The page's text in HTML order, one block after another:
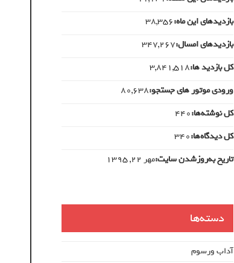
بازدیدهای این ماه:38,356
بازدیدهای امسال:347,267
کل بازدید ها:3,841,518
ورودی‌ موتور های جستجو:80,638
کل نوشته‌ها:440
کل دیدگاه‌ها:340
تاریخ به‌روزشدن سایت:مهر ۲۲, ۱۳۹۵
دسته‌ها
آداب ورسوم